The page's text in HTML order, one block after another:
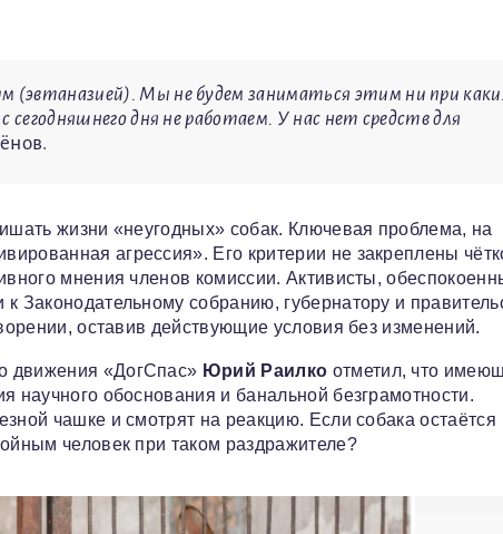
(эвтаназией). Мы не будем заниматься этим ни при
дня не работаем. У нас нет средств для
жизни «неугодных» собак. Ключевая проблема, на
агрессия». Его критерии не закреплены
мнения членов комиссии. Активисты,
Законодательному собранию, губернатору и
оставив действующие условия без изменений.
движения «ДогСпас» Юрий Раилко отметил, что
научного обоснования и банальной безграмотности.
чашке и смотрят на реакцию. Если собака остаётся
человек при таком раздражителе?